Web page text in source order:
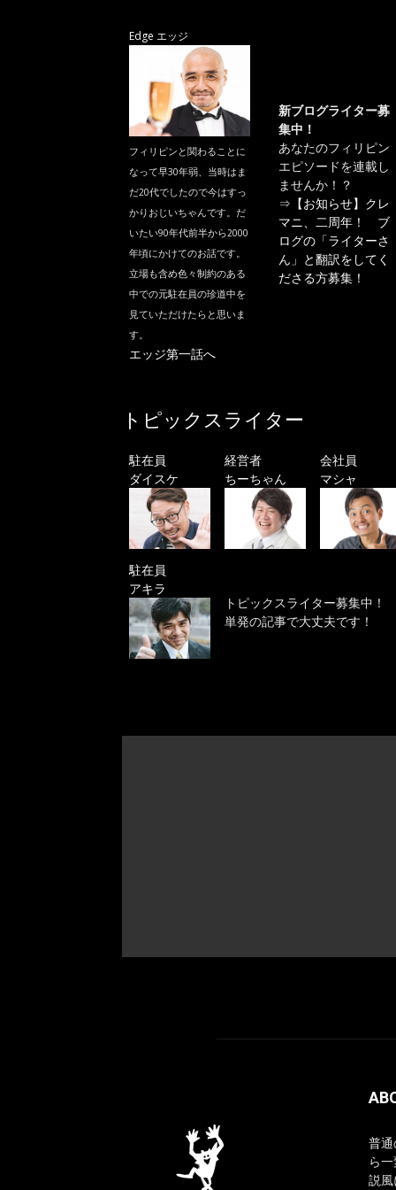
Edge エッジ
フィリピンと関わることに
なって早30年弱、当時はま
だ20代でしたので今はすっ
かりおじいちゃんです。だ
いたい90年代前半から2000
年頃にかけてのお話です。
立場も含め色々制約のある
中での元駐在員の珍道中を
見ていただけたらと思いま
す。
エッジ第一話へ
新ブログライター募
集中！
あなたのフィリピン
エピソードを連載し
ませんか！？
⇒ 【お知らせ】クレ
マニ、二周年！ ブ
ログの「ライターさ
ん」と翻訳をしてく
ださる方募集！
トピックスライター
駐在員
ダイスケ
経営者
ちーちゃん
会社員
マシャ
駐在員
アキラ
トピックスライター募集中！
単発の記事で大丈夫です！
普
ら
説